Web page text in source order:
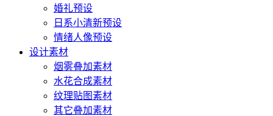
婚礼预设
日系小清新预设
情绪人像预设
设计素材
烟雾叠加素材
水花合成素材
纹理贴图素材
其它叠加素材